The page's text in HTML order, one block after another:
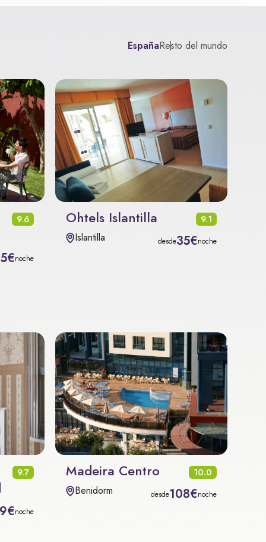
EspañaResto del mundo
9.6
noche
Ohtels Islantilla 9.1
Islantilla desde35€noche
9.7
noche
Madeira Centro 10.0
Benidorm desde108€noche